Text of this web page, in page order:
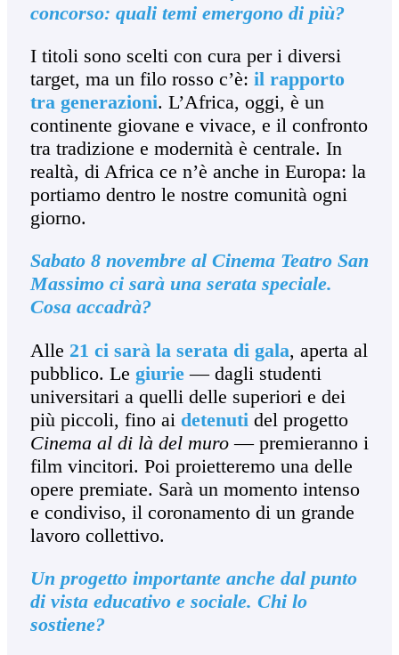
concorso: quali temi emergono di più?
I titoli sono scelti con cura per i diversi
target, ma un filo rosso c’è: il rapporto
tra generazioni. L’Africa, oggi, è un
continente giovane e vivace, e il confronto
tra tradizione e modernità è centrale. In
realtà, di Africa ce n’è anche in Europa: la
portiamo dentro le nostre comunità ogni
giorno.
Sabato 8 novembre al Cinema Teatro San
Massimo ci sarà una serata speciale.
Cosa accadrà?
Alle 21 ci sarà la serata di gala, aperta al
pubblico. Le giurie— dagli studenti
universitari a quelli delle superiori e dei
più piccoli, fino ai detenuti del progetto
Cinema al di là del muro— premieranno i
film vincitori. Poi proietteremo una delle
opere premiate. Sarà un momento intenso
e condiviso, il coronamento di un grande
lavoro collettivo.
Un progetto importante anche dal punto
di vista educativo e sociale. Chi lo
sostiene?